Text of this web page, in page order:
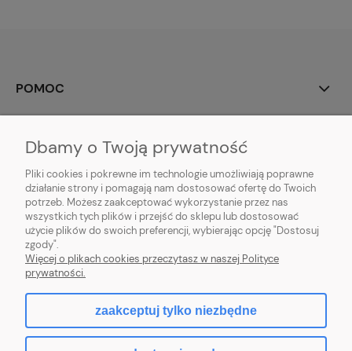
POMOC
PŁATNOŚCI I DOSTAWA
INFORMACJE
O NAS
Dbamy o Twoją prywatność
Pliki cookies i pokrewne im technologie umożliwiają poprawne
działanie strony i pomagają nam dostosować ofertę do Twoich
potrzeb. Możesz zaakceptować wykorzystanie przez nas
wszystkich tych plików i przejść do sklepu lub dostosować
użycie plików do swoich preferencji, wybierając opcję "Dostosuj
zgody".
Więcej o plikach cookies przeczytasz w naszej Polityce
prywatności.
zaakceptuj tylko niezbędne